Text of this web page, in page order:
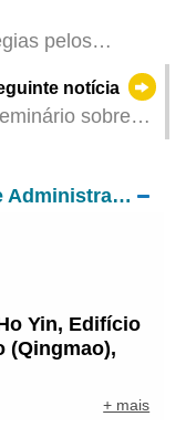
pelos
e controlo da
autogestão da
que entram
notícia
sobre
sistema de
Instituto para a Supervisão e Administração Farmacêutica
Yin, Edifício
(Qingmao),
+ mais